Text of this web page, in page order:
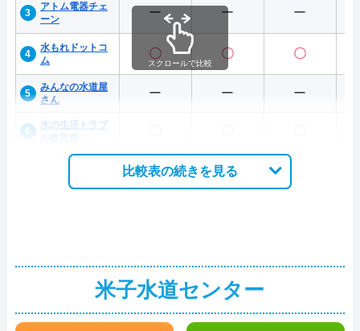
アトム電器チェ
ーン
ー ー ー
水もれドットコ
ム
〇 〇 〇
みんなの水道屋
さん
ー ー ー
水の生活トラブ
スクロールで比較
比較表の続きを見る
米子水道センター